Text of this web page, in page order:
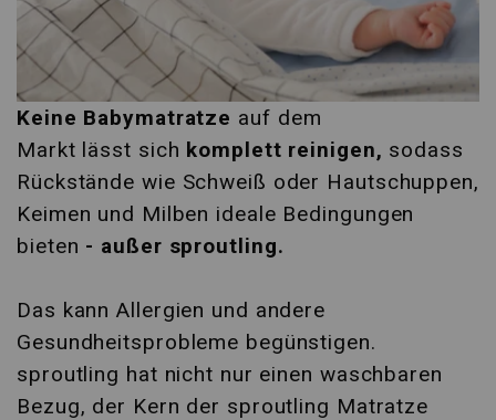
Keine Babymatratze auf dem
Markt lässt sich komplett reinigen, sodass
Rückstände wie Schweiß oder Hautschuppen,
Keimen und Milben ideale Bedingungen
bieten - außer sproutling.
Das kann Allergien und andere
Gesundheitsprobleme begünstigen.
sproutling hat nicht nur einen waschbaren
Bezug, der Kern der sproutling Matratze